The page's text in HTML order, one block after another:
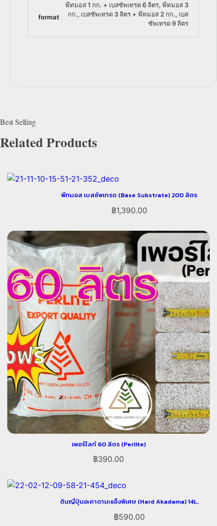
format
พีทมอส 1 กก. + เบสซัพเทรด 6 ลิตร, พีทมอส 3
กก., เบสซัพเทรด 3 ลิตร + พีทมอส 2 กก., เบส
ซัพเทรด 9 ลิตร
Related Products
พีทมอส เบสซัพเทรด (Base Substrate) 200 ลิตร
฿1,390.00
เพอร์ไลท์ 60 ลิตร (Perlite)
฿390.00
ดินญี่ปุ่นอะคาดามะแข็งพิเศษ (Hard Akadama) 14L.
฿590.00